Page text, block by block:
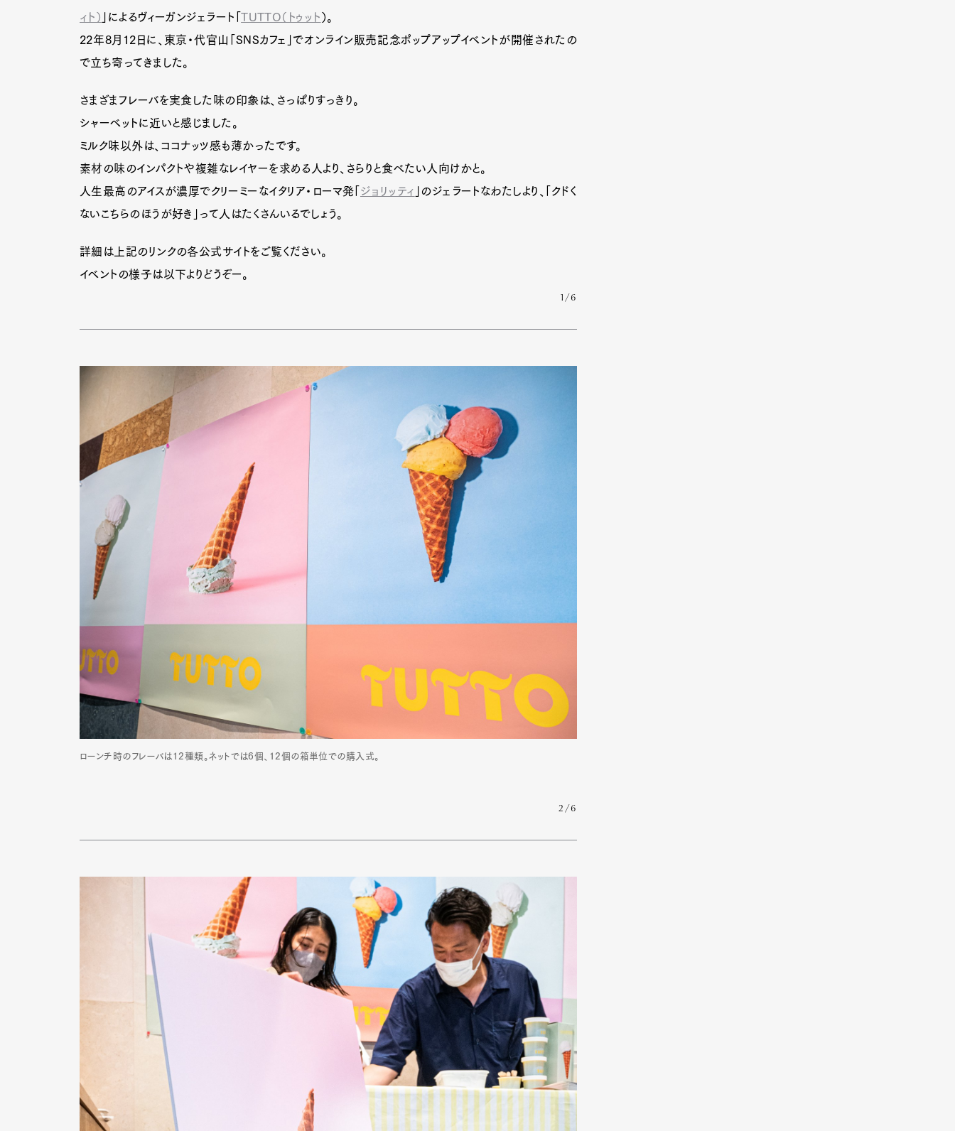
Art&Design
Lifestyle
ィト）
」によるヴィーガンジェラート「TUTTO（トゥット ）。
22年8月12日に、東京・代官山「SNSカフェ」でオンライン販売記念ポップアップイベントが開催されたの
で立ち寄ってきました。
さまざまフレーバを実食した味の印象は、さっぱりすっきり。
シャーベットに近いと感じました。
ミルク味以外は、ココナッツ感も薄かったです。
素材の味のインパクトや複雑なレイヤーを求める人より、さらりと食べたい人向けかと。
人生最高のアイスが濃厚でクリーミーなイタリア・ローマ発「 ジョリッティ
」のジェラートなわたしより、「クドく
ないこちらのほうが好き」って人はたくさんいるでしょう。
詳細は上記のリンクの各公式サイトをご覧ください。
イベントの様子は以下よりどうぞー。
1/6
ローンチ時のフレーバは12種類。ネットでは6個、12個の箱単位での購入式。
2/6